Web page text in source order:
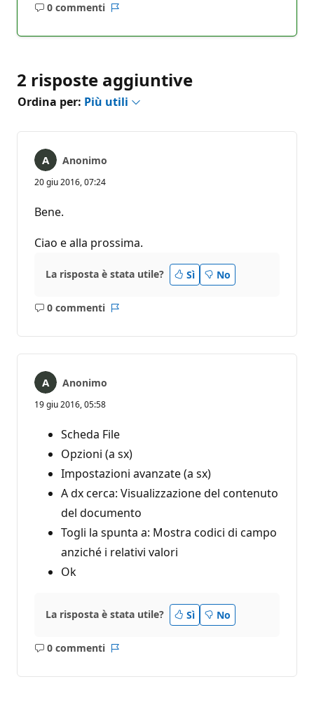
0 commenti
Nessun
2 risposte aggiuntive
Ordina per: Più utili
Anonimo
20 giu 2016, 07:24
Bene.
Ciao e alla prossima.
La risposta è stata utile? Sì No
0 commenti
Nessun
Anonimo
19 giu 2016, 05:58
Scheda File
Opzioni (a sx)
Impostazioni avanzate (a sx)
A dx cerca: Visualizzazione del contenuto
del documento
Togli la spunta a: Mostra codici di campo
anziché i relativi valori
Ok
La risposta è stata utile? Sì No
0 commenti
Nessun